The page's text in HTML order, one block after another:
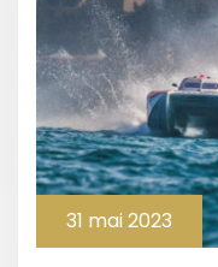
31 mai 2023